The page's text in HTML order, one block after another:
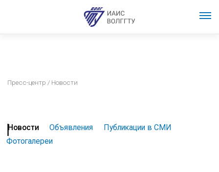
Пресс-центр / Новости
Новости Объявления
Публикации в СМИ
Фотогалереи